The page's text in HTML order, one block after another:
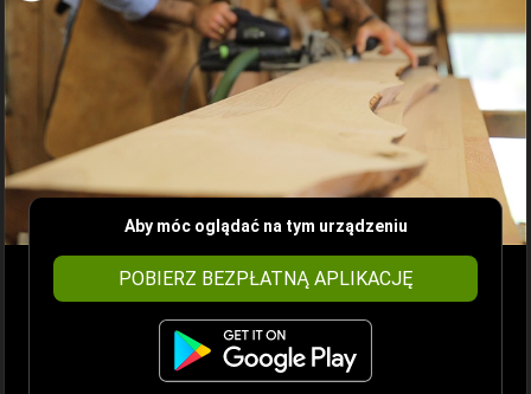
Aby móc oglądać na tym urządzeniu
POBIERZ BEZPŁATNĄ APLIKACJĘ